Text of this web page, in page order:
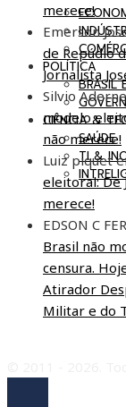
POLÍTICA
BRASIL
CIÊNCIA &
SAÚDE
TI &
merece!
Emerson
de Repúdio
Jornalista
Silvio
modelo
não merece!
Luiz piquet
eleitoral: De
merece!
EDSON C
Brasil não
censura.
Atirador
Militar e do